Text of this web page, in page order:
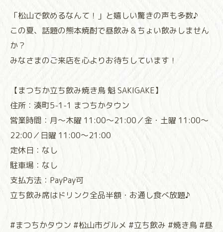
「松山で飲めるなんて！」と嬉しい驚きの声も多数♪
この夏、話題の熊本焼酎で昼飲み＆ちょい飲みしません
か？
みなさまのご来店を心よりお待ちしています！
【まつちか立ち飲み焼き鳥 魁 SAKIGAKE】
住所：湊町5-1-1 まつちかタウン
営業時間：月～木曜 11:00～21:00／金・土曜 11:00～
22:00／日曜 11:00～21:00
定休日：なし
駐車場：なし
支払方法：PayPay可
立ち飲み席はドリンク全品半額・お通し食べ放題♪
#まつちかタウン #松山市グルメ #立ち飲み #焼き鳥 #昼